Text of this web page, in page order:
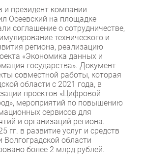
и президент компании
Осеевский на площадке
соглашение о сотрудничестве,
технического и
региона, реализацию
«Экономика данных и
государства». Документ
совместной работы, которая
области с 2021 года, в
проектов «Цифровой
мероприятий по повышению
сервисов для
и организаций региона.
гг. в развитие услуг и средств
Волгоградской области
более 2 млрд рублей.